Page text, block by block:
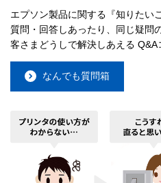
エプソン製品に関する『知りたい
質問・回答しあったり、同じ疑問
客さまどうしで解決しあえる Q&A
なんでも質問箱